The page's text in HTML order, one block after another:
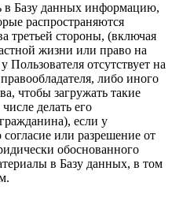
в Базу данных информацию,
распространяются
третьей стороны, (включая
жизни или право на
отсутствует на
либо иного
чтобы загружать такие
делать его
если у
согласие или разрешение от
обоснованного
в Базу данных, в том